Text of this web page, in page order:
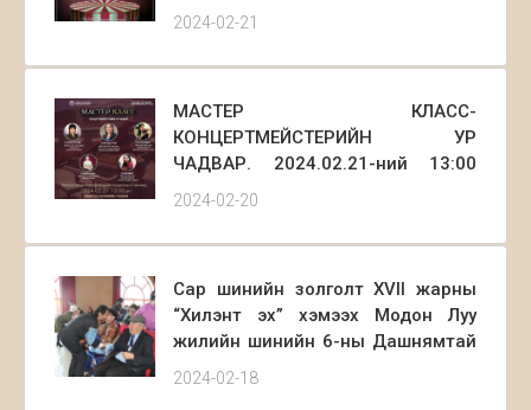
хүрэлцэн ирэхийг урьж байна.
2024-02-21
МАСТЕР КЛАСС-
КОНЦЕРТМЕЙСТЕРИЙН УР
ЧАДВАР. 2024.02.21-ний 13:00
цагт
2024-02-20
Сар шинийн золголт XVII жарны
“Хилэнт эх” хэмээх Модон Луу
жилийн шинийн 6-ны Дашнямтай
билэгт сайн өдөр Ахмад
2024-02-18